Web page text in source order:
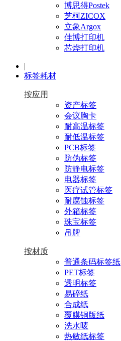
博思得Postek
芝柯ZICOX
立象Argox
佳博打印机
芯烨打印机
|
标签耗材
按应用
资产标签
会议胸卡
耐高温标签
耐低温标签
PCB标签
防伪标签
防静电标签
电器标签
医疗试管标签
耐腐蚀标签
外箱标签
珠宝标签
吊牌
按材质
普通条码标签纸
PET标签
透明标签
易碎纸
合成纸
覆膜铜版纸
洗水唛
热敏纸标签